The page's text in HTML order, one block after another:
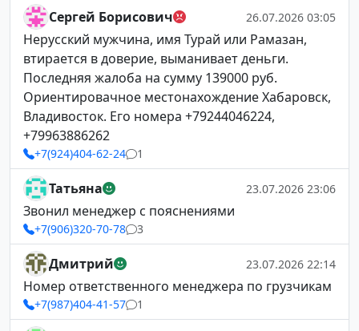
Сергей Борисович 26.07.2026 03:05
Нерусский мужчина, имя Турай или Рамазан,
втирается в доверие, выманивает деньги.
Последняя жалоба на сумму 139000 руб.
Ориентировачное местонахождение Хабаровск,
Владивосток. Его номера +79244046224,
+79963886262
+7(924)404-62-24 1
Татьяна 23.07.2026 23:06
Звонил менеджер с пояснениями
+7(906)320-70-78 3
Дмитрий 23.07.2026 22:14
Номер ответственного менеджера по грузчикам
+7(987)404-41-57 1